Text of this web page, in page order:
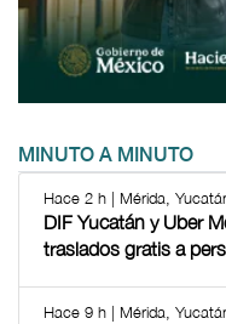
MINUTO A MINUTO
Hace 2 h | Mérida,
DIF Yucatán y Uber
traslados gratis a
Hace 9 h | Mérida,